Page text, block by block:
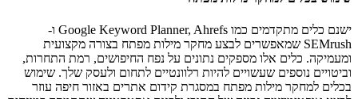
ישנם כלים מתקדמים כמו Google Keyword Planner, Ahrefs ו-
SEMrush שמאפשרים לבצע מחקר מילות מפתח בצורה מקצועית
ומעמיקה. כלים אלו מספקים נתונים על נפח החיפושים, רמת התחרות,
וביטויים נוספים שעשויים להיות רלוונטיים לתחום ולעסק שלך. שימוש
בכלים למחקר מילות מפתח במסגרת קידום אתרים באזור חיפה עוזר